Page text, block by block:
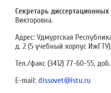
Секретарь диссертационных
Викторовна.
Адрес: Удмуртская
д. 2 (5 учебный корпус
Тел./факс (3412) 77-60-55,
E-mail: dissovet@istu.ru